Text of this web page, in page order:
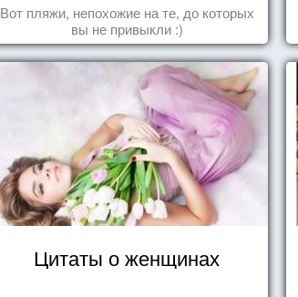
Вот пляжи, непохожие на те, до которых
вы не привыкли :)
Цитаты о женщинах